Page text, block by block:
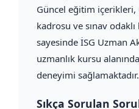
Güncel eğitim
kadrosu ve sınav odaklı
sayesinde İSG Uzman
uzmanlık kursu
deneyimi sağlamaktadır.
Sıkça Sorulan